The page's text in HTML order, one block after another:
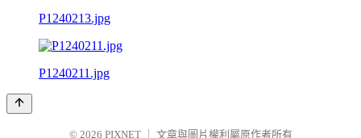
P1240213.jpg
P1240211.jpg
© 2026 PIXNET 文章與圖片權利屬原作者所有